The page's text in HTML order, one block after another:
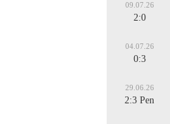
09.07.26
2:0
04.07.26
0:3
29.06.26
2:3 Pen